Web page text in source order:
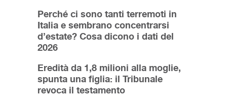
Perché ci sono tanti terremoti in
Italia e sembrano concentrarsi
d’estate? Cosa dicono i dati del
2026
Eredità da 1,8 milioni alla moglie,
spunta una figlia: il Tribunale
revoca il testamento